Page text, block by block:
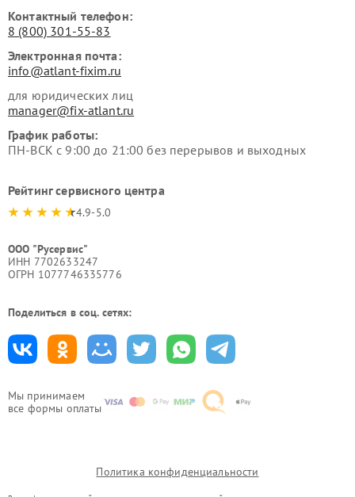
Мы принимаем
все формы оплаты
Контактный телефон:
8 (800) 301-55-83
Электронная почта:
info@atlant-fixim.ru
для юридических лиц
manager@fix-atlant.ru
График работы:
ПН-ВСК с 9:00 до 21:00 без перерывов и выходных
Рейтинг сервисного центра
4.9-5.0
ООО "Русервис"
ИНН 7702633247
ОГРН 1077746335776
Поделиться в соц. сетях:
Политика конфиденциальности